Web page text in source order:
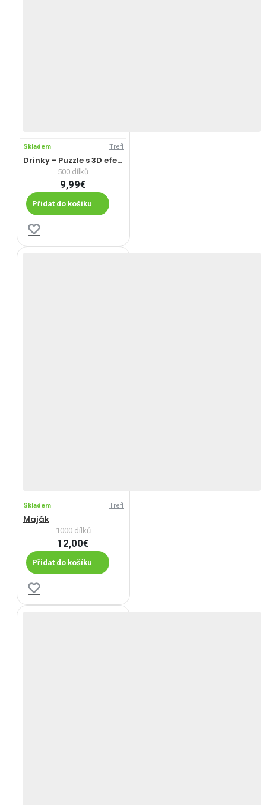
Skladem Trefl
Drinky - Puzzle s 3D efektem
500 dílků
9,99€
Přidat do košíku
Skladem Trefl
Maják
1000 dílků
12,00€
Přidat do košíku